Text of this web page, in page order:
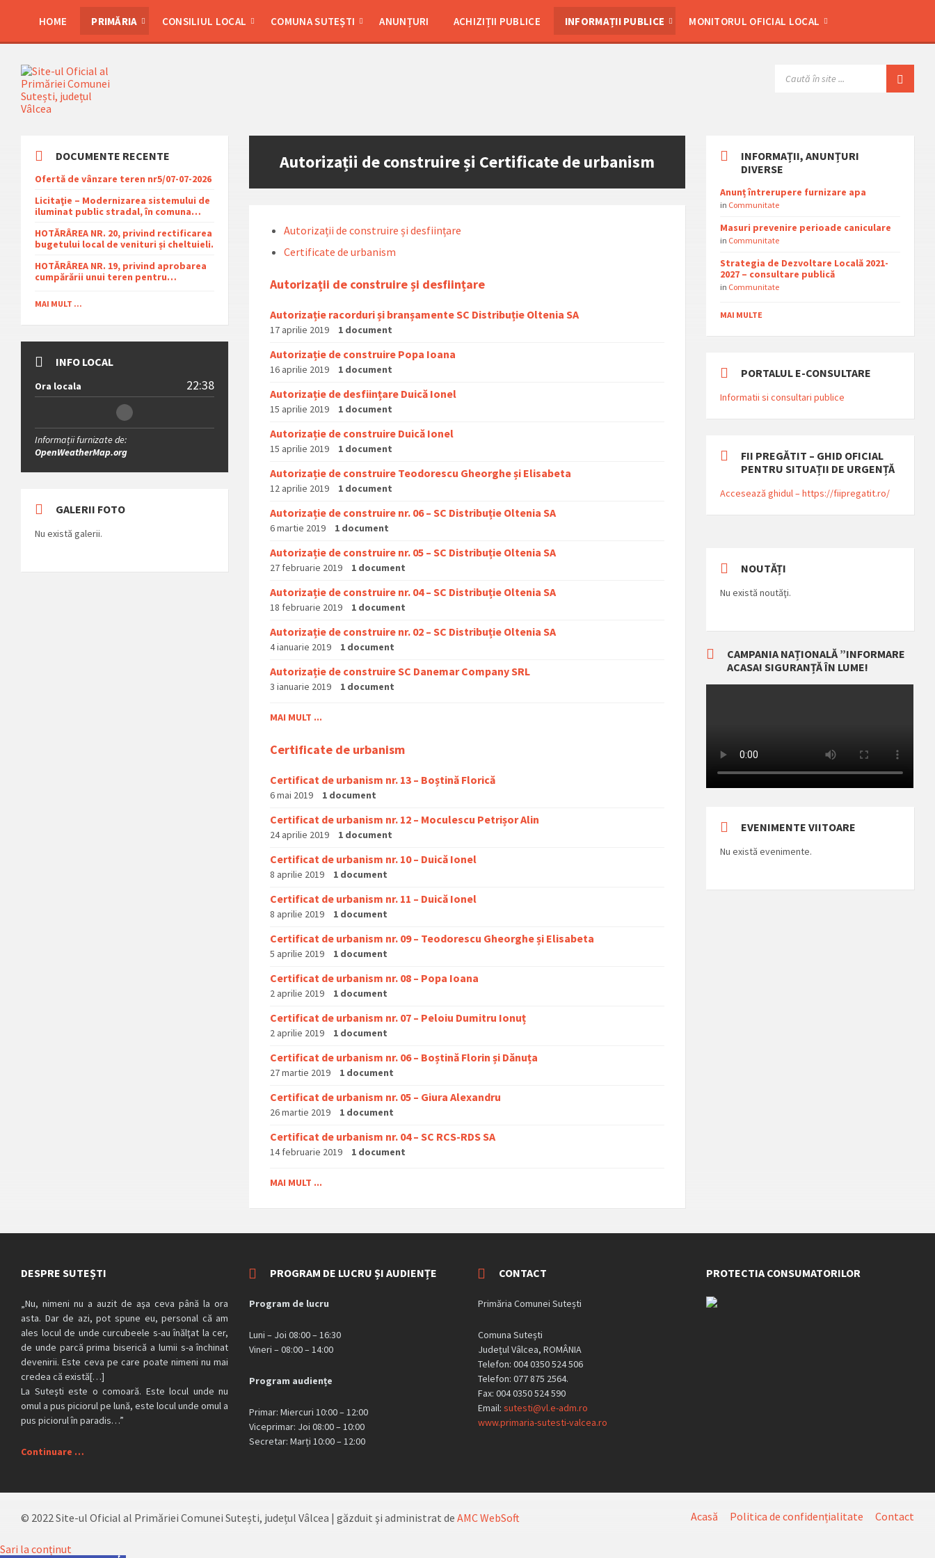
sidebar
sidebar
HOME PRIMĂRIA CONSILIUL LOCAL COMUNA SUTEȘTI ANUNȚURI ACHIZIȚII PUBLICE INFORMAȚII PUBLICE MONITORUL OFICIAL LOCAL
Autorizații de construire și Certificate de urbanism
Autorizații de construire și desființare
Certificate de urbanism
Autorizații de construire și desființare
Autorizație racorduri și branșamente SC Distribuție Oltenia SA
17 aprilie 2019 1 document
Autorizație de construire Popa Ioana
16 aprilie 2019 1 document
Autorizație de desființare Duică Ionel
15 aprilie 2019 1 document
Autorizație de construire Duică Ionel
15 aprilie 2019 1 document
Autorizație de construire Teodorescu Gheorghe și Elisabeta
12 aprilie 2019 1 document
Autorizație de construire nr. 06 – SC Distribuție Oltenia SA
6 martie 2019 1 document
Autorizație de construire nr. 05 – SC Distribuție Oltenia SA
27 februarie 2019 1 document
Autorizație de construire nr. 04 – SC Distribuție Oltenia SA
18 februarie 2019 1 document
Autorizație de construire nr. 02 – SC Distribuție Oltenia SA
4 ianuarie 2019 1 document
Autorizație de construire SC Danemar Company SRL
3 ianuarie 2019 1 document
MAI MULT ...
Certificate de urbanism
Certificat de urbanism nr. 13 – Boștină Florică
6 mai 2019 1 document
Certificat de urbanism nr. 12 – Moculescu Petrișor Alin
24 aprilie 2019 1 document
Certificat de urbanism nr. 10 – Duică Ionel
8 aprilie 2019 1 document
Certificat de urbanism nr. 11 – Duică Ionel
8 aprilie 2019 1 document
Certificat de urbanism nr. 09 – Teodorescu Gheorghe și Elisabeta
5 aprilie 2019 1 document
Certificat de urbanism nr. 08 – Popa Ioana
2 aprilie 2019 1 document
Certificat de urbanism nr. 07 – Peloiu Dumitru Ionuț
2 aprilie 2019 1 document
Certificat de urbanism nr. 06 – Boștină Florin și Dănuța
27 martie 2019 1 document
Certificat de urbanism nr. 05 – Giura Alexandru
26 martie 2019 1 document
Certificat de urbanism nr. 04 – SC RCS-RDS SA
14 februarie 2019 1 document
MAI MULT ...
DOCUMENTE RECENTE
Ofertă de vânzare teren nr5/07-07-2026
Licitaţie – Modernizarea sistemului de
iluminat public stradal, în comuna
HOTĂRÂREA NR. 20, privind rectificarea
bugetului local de venituri și cheltuieli.
HOTĂRÂREA NR. 19, privind aprobarea
cumpărării unui teren pentru
din cadrul proiectului de distribuție a
gazelor naturale în comuna Sutești.
MAI MULT ...
INFO LOCAL
Ora locala 22:38
Informații furnizate de:
OpenWeatherMap.org
GALERII FOTO
Nu există galerii.
INFORMAȚII, ANUNȚURI
DIVERSE
Anunț întrerupere furnizare apa
in Communitate
Masuri prevenire perioade caniculare
in Communitate
Strategia de Dezvoltare Locală 2021-
2027 – consultare publică
in Communitate
MAI MULTE
PORTALUL E-CONSULTARE
Informatii si consultari publice
FII PREGĂTIT – GHID OFICIAL
PENTRU SITUAȚII DE URGENȚĂ
Accesează ghidul – https://fiipregatit.ro/
NOUTĂȚI
Nu există noutăţi.
CAMPANIA NAȚIONALĂ ”INFORMARE
ACASA! SIGURANȚĂ ÎN LUME!
EVENIMENTE VIITOARE
Nu există evenimente.
DESPRE SUTEȘTI
„Nu, nimeni nu a auzit de aşa ceva până la ora
asta. Dar de azi, pot spune eu, personal că am
ales locul de unde curcubeele s-au înălţat la cer,
de unde parcă prima biserică a lumii s-a închinat
devenirii. Este ceva pe care poate nimeni nu mai
credea că există[…]
La Suteşti este o comoară. Este locul unde nu
omul a pus piciorul pe lună, este locul unde omul a
pus piciorul în paradis…”
Continuare …
PROGRAM DE LUCRU ȘI AUDIENȚE
Program de lucru
Luni – Joi 08:00 – 16:30
Vineri – 08:00 – 14:00
Program audiențe
Primar: Miercuri 10:00 – 12:00
Viceprimar: Joi 08:00 – 10:00
Secretar: Marți 10:00 – 12:00
CONTACT
Primăria Comunei Sutești
Comuna Sutești
Județul Vâlcea, ROMÂNIA
Telefon: 004 0350 524 506
Telefon: 077 875 2564.
Fax: 004 0350 524 590
Email: sutesti@vl.e-adm.ro
www.primaria-sutesti-valcea.ro
PROTECTIA CONSUMATORILOR
Acasă Politica de confidențialitate Contact
© 2022 Site-ul Oficial al Primăriei Comunei Sutești, județul Vâlcea | găzduit şi administrat de AMC WebSoft
Sari la conținut